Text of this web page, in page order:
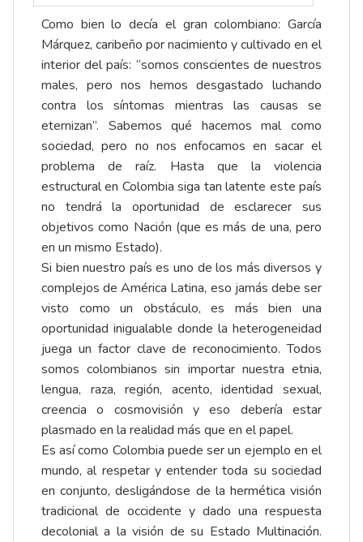
Como bien lo decía el gran colombiano: García
Márquez, caribeño por nacimiento y cultivado en el
interior del país: “somos conscientes de nuestros
males, pero nos hemos desgastado luchando
contra los síntomas mientras las causas se
eternizan”. Sabemos qué hacemos mal como
sociedad, pero no nos enfocamos en sacar el
problema de raíz. Hasta que la violencia
estructural en Colombia siga tan latente este país
no tendrá la oportunidad de esclarecer sus
objetivos como Nación (que es más de una, pero
en un mismo Estado).
Si bien nuestro país es uno de los más diversos y
complejos de América Latina, eso jamás debe ser
visto como un obstáculo, es más bien una
oportunidad inigualable donde la heterogeneidad
juega un factor clave de reconocimiento. Todos
somos colombianos sin importar nuestra etnia,
lengua, raza, región, acento, identidad sexual,
creencia o cosmovisión y eso debería estar
plasmado en la realidad más que en el papel.
Es así como Colombia puede ser un ejemplo en el
mundo, al respetar y entender toda su sociedad
en conjunto, desligándose de la hermética visión
tradicional de occidente y dado una respuesta
decolonial a la visión de su Estado Multinación.